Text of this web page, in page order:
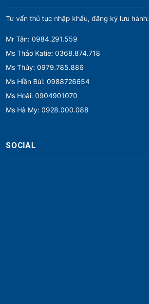
Tư vấn thủ tục nhập khẩu, đăng ký lưu hành:
Mr Tân: 0984.291.559
Ms Thảo Katie: 0368.874.718
Ms Thúy: 0979.785.886
Ms Hiền Bùi: 0988726654
Ms Hoài: 0904901070
Ms Hà My: 0928.000.088
SOCIAL